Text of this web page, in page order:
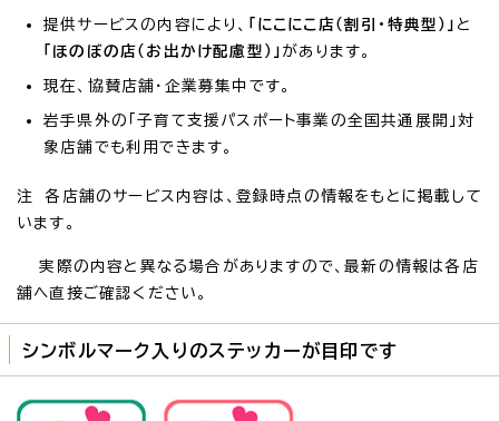
提供サービスの内容により、 「にこにこ店（割引・特典型）」 と
「ほのぼの店（お出かけ配慮型）」 があります。
現在、協賛店舗・企業募集中です。
岩手県外の「子育て支援パスポート事業の全国共通展開」対
象店舗でも利用できます。
注 各店舗のサービス内容は、登録時点の情報をもとに掲載して
います。
実際の内容と異なる場合がありますので、最新の情報は各店
舗へ直接ご確認ください。
シンボルマーク入りのステッカーが目印です